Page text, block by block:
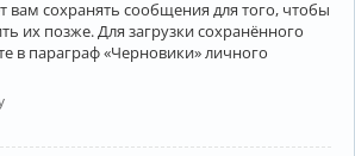
вам сохранять сообщения для того, чтобы
их позже. Для загрузки сохранённого
в параграф «Черновики» личного